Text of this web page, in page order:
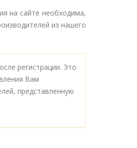
на сайте необходима,
из нашего
регистрации. Это
Вам
представленную